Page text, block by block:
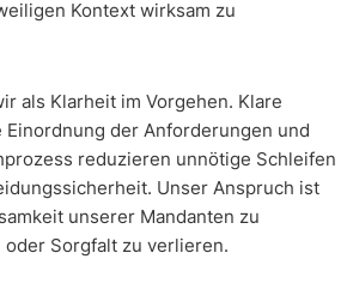
Kontext wirksam zu
als Klarheit im Vorgehen. Klare
Einordnung der Anforderungen und
reduzieren unnötige Schleifen
Unser Anspruch ist
unserer Mandanten zu
Sorgfalt zu verlieren.